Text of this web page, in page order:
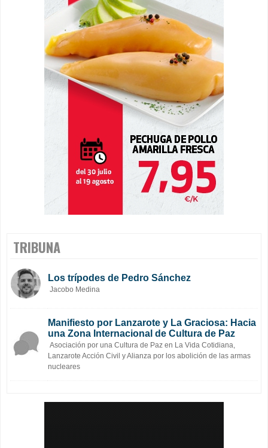
TRIBUNA
Los trípodes de Pedro Sánchez
Jacobo Medina
Manifiesto por Lanzarote y La Graciosa: Hacia
una Zona Internacional de Cultura de Paz
Asociación por una Cultura de Paz en La Vida Cotidiana,
Lanzarote Acción Civil y Alianza por los abolición de las armas
nucleares